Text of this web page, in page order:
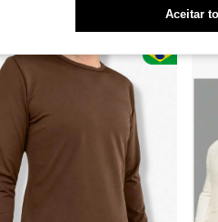
Aceitar